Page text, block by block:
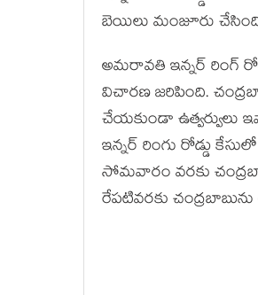
బెయిలు మంజూరు
అమరావతి ఇన్నర్ రింగ్
విచారణ జరిపింది.
చేయకుండా ఉత్వర్వులు
ఇన్నర్ రింగు రోడ్డు
సోమవారం వరకు
రేపటివరకు